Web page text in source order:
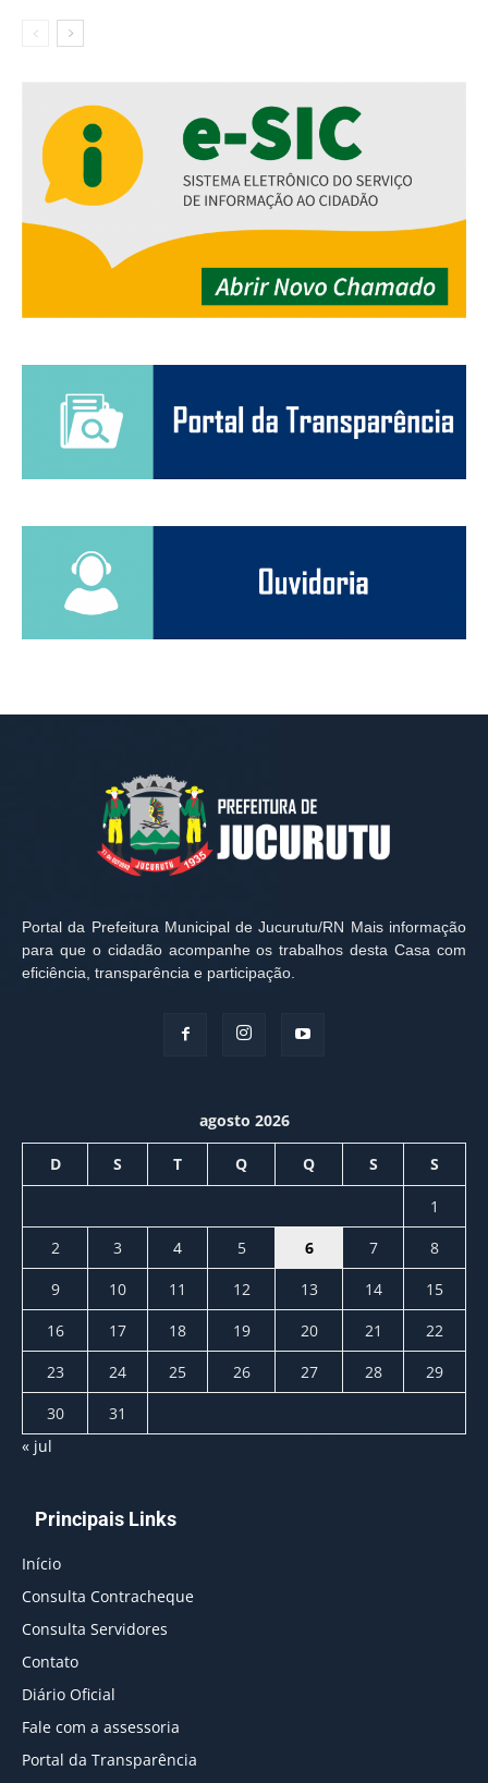
Portal da Prefeitura Municipal de Jucurutu/RN Mais informação
para que o cidadão acompanhe os trabalhos desta Casa com
eficiência, transparência e participação.
agosto 2026
D S T Q Q S S
1
2
3 4 5 6 7
8
9
10 11 12 13 14
15
16
17 18 19 20 21
22
23
24 25 26 27 28
29
30
31
« jul
Principais Links
Início
Consulta Contracheque
Consulta Servidores
Contato
Diário Oficial
Fale com a assessoria
Portal da Transparência